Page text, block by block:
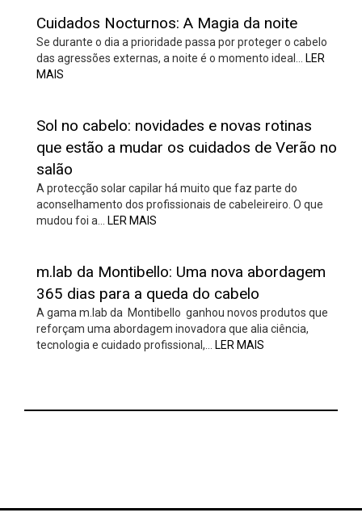
Cuidados Nocturnos: A Magia da noite
Se durante o dia a prioridade passa por proteger o cabelo
das agressões externas, a noite é o momento ideal…
LER
MAIS
Sol no cabelo: novidades e novas rotinas
que estão a mudar os cuidados de Verão no
salão
A protecção solar capilar há muito que faz parte do
aconselhamento dos profissionais de cabeleireiro. O que
mudou foi a…
LER MAIS
m.lab da Montibello: Uma nova abordagem
365 dias para a queda do cabelo
A gama m.lab da Montibello ganhou novos produtos que
reforçam uma abordagem inovadora que alia ciência,
tecnologia e cuidado profissional,…
LER MAIS